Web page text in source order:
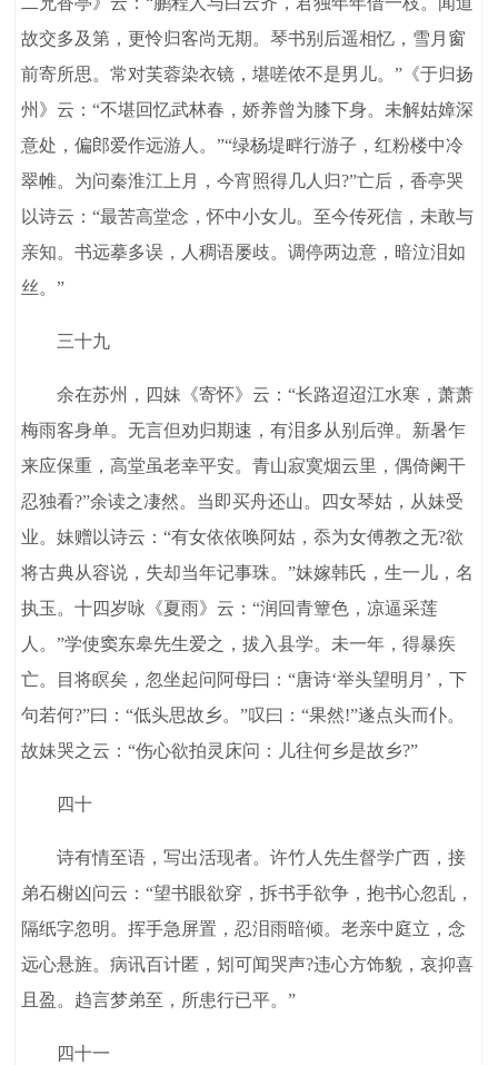
故交多及第，更怜归客尚无期。琴书别后遥相忆，雪月窗
前寄所思。常对芙蓉染衣镜，堪嗟侬不是男儿。”《于归扬
州》云：“不堪回忆武林春，娇养曾为膝下身。未解姑嫜深
意处，偏郎爱作远游人。”“绿杨堤畔行游子，红粉楼中冷
翠帷。为问秦淮江上月，今宵照得几人归?”亡后，香亭哭
以诗云：“最苦高堂念，怀中小女儿。至今传死信，未敢与
亲知。书远摹多误，人稠语屡歧。调停两边意，暗泣泪如
丝。”
三十九
余在苏州，四妹《寄怀》云：“长路迢迢江水寒，萧萧
梅雨客身单。无言但劝归期速，有泪多从别后弹。新暑乍
来应保重，高堂虽老幸平安。青山寂寞烟云里，偶倚阑干
忍独看?”余读之凄然。当即买舟还山。四女琴姑，从妹受
业。妹赠以诗云：“有女依依唤阿姑，忝为女傅教之无?欲
将古典从容说，失却当年记事珠。”妹嫁韩氏，生一儿，名
执玉。十四岁咏《夏雨》云：“润回青簟色，凉逼采莲
人。”学使窦东皋先生爱之，拔入县学。未一年，得暴疾
亡。目将瞑矣，忽坐起问阿母曰：“唐诗‘举头望明月’，下
句若何?”曰：“低头思故乡。”叹曰：“果然!”遂点头而仆。
故妹哭之云：“伤心欲拍灵床问：儿往何乡是故乡?”
四十
诗有情至语，写出活现者。许竹人先生督学广西，接
弟石榭凶问云：“望书眼欲穿，拆书手欲争，抱书心忽乱，
隔纸字忽明。挥手急屏置，忍泪雨暗倾。老亲中庭立，念
远心悬旌。病讯百计匿，矧可闻哭声?违心方饰貌，哀抑喜
且盈。趋言梦弟至，所患行已平。”
四十一